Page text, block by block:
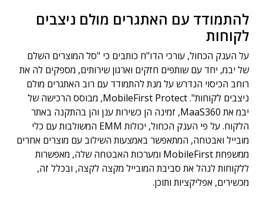
להתמודד עם האתגרים מולם ניצבים
לקוחות
על הענק הכחול, עורכי הדו"ח כותבים כי "סל המוצרים השלם
של יבמ, יחד עם שותפים חזקים וארגון שירותים, מספקים לה את
רוחב הכיסוי הנדרש על מנת להתמודד עם רוב האתגרים מולם
ניצבים לקוחות". MobileFirst Protect, מבוסס הרכישה של
יבמ את MaaS360, זמינה הן כשירות ענן והן בהתקנה באתר
הלקוח. על פי הענק הכחול, יכולות EMM המשולבות עם כלי
מובייל ואבטחה, המתאפשר באמצעות השילוב עם מוצרים אחרים
ממשפחת MobileFirst ומערכות האבטחה שלה, מאפשרות
ללקוחות לנהל את סביבת המובייל מקצה לקצה, ובכלל זה,
מכשירים, אפליקציות ותוכן.